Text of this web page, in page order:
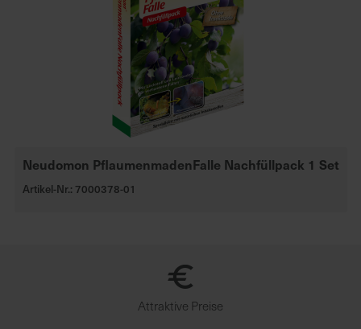
Neudomon PflaumenmadenFalle Nachfüllpack 1 Set
Artikel-Nr.: 7000378-01
Attraktive Preise